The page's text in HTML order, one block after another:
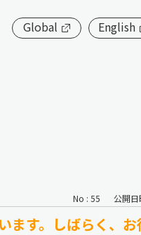
Global English
No : 55 公開
す。しばらく、お